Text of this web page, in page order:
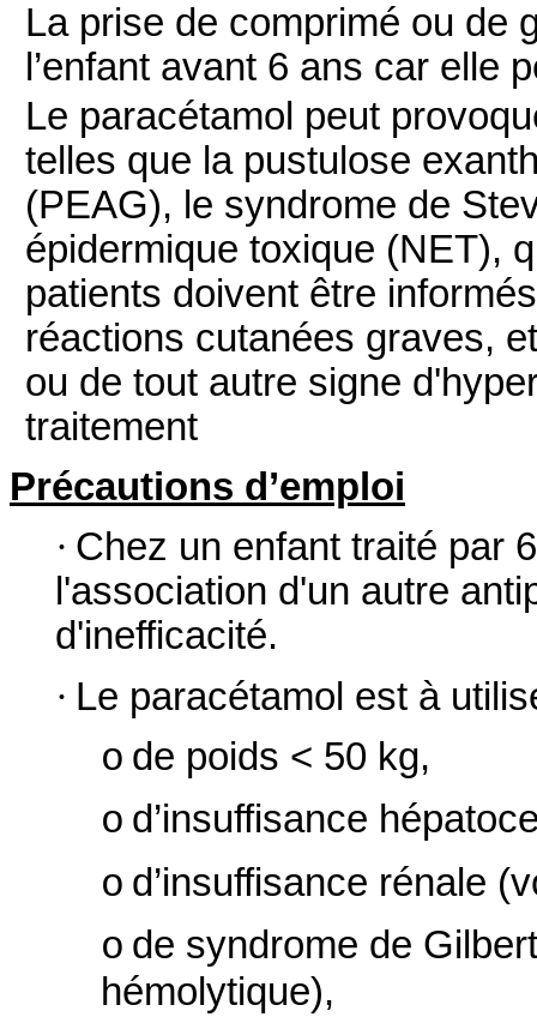
La prise de comprimé ou de
l’enfant avant 6 ans car elle
Le paracétamol peut
telles que la pustulose
(PEAG), le syndrome de
épidermique toxique (NET),
patients doivent être
réactions cutanées graves,
ou de tout autre signe
traitement
Précautions d’emploi
· Chez un enfant traité par
l'association d'un autre
d'inefficacité.
· Le paracétamol est à
o de poids < 50 kg,
o d’insuffisance
o d’insuffisance rénale
o de syndrome de
hémolytique),